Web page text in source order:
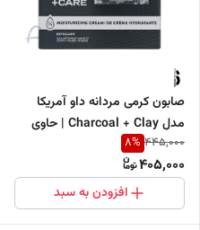
صابون کرمی مردانه داو آمریکا
مدل Charcoal + Clay | حاوی
زغال فعال و خاک رس مناسب
صورت، بدن و اصلاح
445,000
8%
405,000
افزودن به سبد